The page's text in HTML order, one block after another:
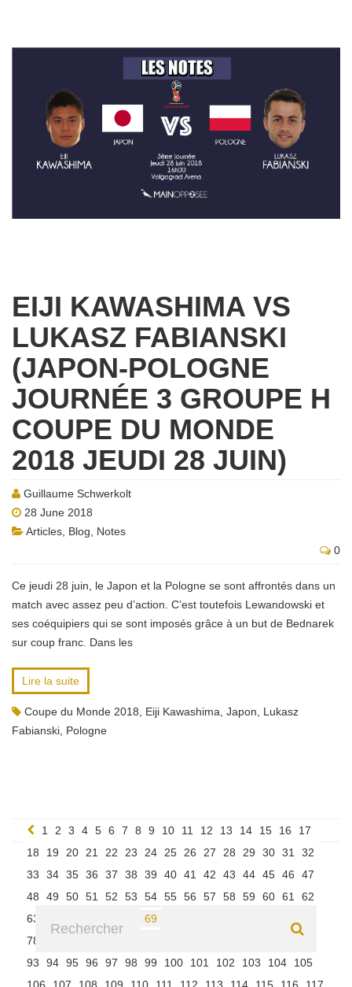
EIJI KAWASHIMA VS
LUKASZ FABIANSKI
(JAPON-POLOGNE
JOURNÉE 3 GROUPE H
COUPE DU MONDE
2018 JEUDI 28 JUIN)
Guillaume Schwerkolt
28 June 2018
Articles Blog
Notes
0
Ce jeudi 28 juin, le Japon et la Pologne se sont affrontés dans un
match avec assez peu d’action. C’est toutefois Lewandowski et
ses coéquipiers qui se sont imposés grâce à un but de Bednarek
sur coup franc. Dans les
Lire la suite
Coupe du Monde 2018 Eiji Kawashima Japon
Lukasz
Fabianski Pologne
1 2 3 4 5 6 7 8 9 10 11 12 13 14 15 16
17
18
19 20 21 22 23 24 25 26 27 28 29 30 31
32
33
34 35 36 37 38 39 40 41 42 43 44 45 46
47
48
49 50 51 52 53 54 55 56 57 58 59 60 61
62
63
69
78
93
94 95 96 97 98 99 100 101 102 103 104
105